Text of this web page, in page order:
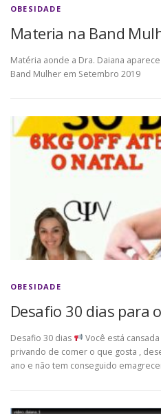
OBESIDADE
Materia na Band
Matéria aonde a Dra. Daiana
Band Mulher em Setembro 2019
OBESIDADE
Desafio 30 dias para
Desafio 30 dias
Você está
privando de comer o que gosta ,
ano e não tem conseguido